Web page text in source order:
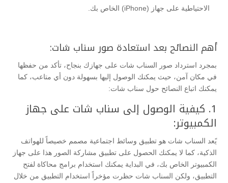
الاحتياطية على جهاز (iPhone) الخاص بك.
أهم النصائح بعد استعادة صور سناب شات:
بمجرد استرداد صور السناب شات على جهازك بنجاح، تأكد من حفظها
في مكان آمن، حيث يمكنك الوصول إليها بسهولة دون أي متاعب، كما
يمكنك اتباع النصائح حول سناب شات:
1. كيفية الوصول إلى سناب شات على جهاز
الكمبيوتر:
يًعد السناب شات هو تطبيق وسائط اجتماعية مصمم خصيصاً للهواتف
الذكية، كما لا يمكنك الحصول على تطبيق مشاركة الصور هذا على جهاز
الكمبيوتر الخاص بك، في البداية يمكنك استخدام برامج محاكاة لفتح
التطبيق، ولكن السناب شات حظرت مؤخراً استخدام التطبيق من خلال